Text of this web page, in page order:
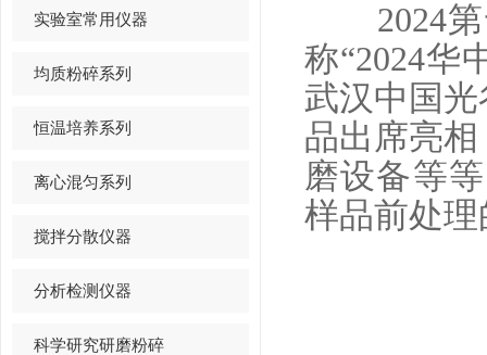
实验室常用仪器
均质粉碎系列
恒温培养系列
离心混匀系列
搅拌分散仪器
分析检测仪器
科学研究研磨粉碎
2024第
称“2024华
武汉中国
品出席亮
磨设备等
样品前处